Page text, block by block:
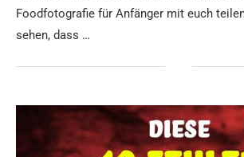
Foodfotografie für Anfänger mit euch
sehen, dass …